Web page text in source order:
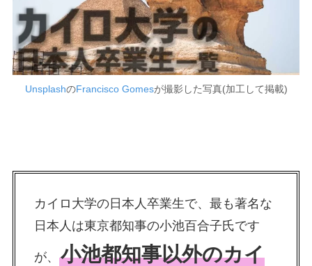
UnsplashのFrancisco Gomesが撮影した写真(加工して掲載)
カイロ大学の日本人卒業生で、最も著名な
日本人は東京都知事の小池百合子氏です
が、 小池都知事以外のカイ